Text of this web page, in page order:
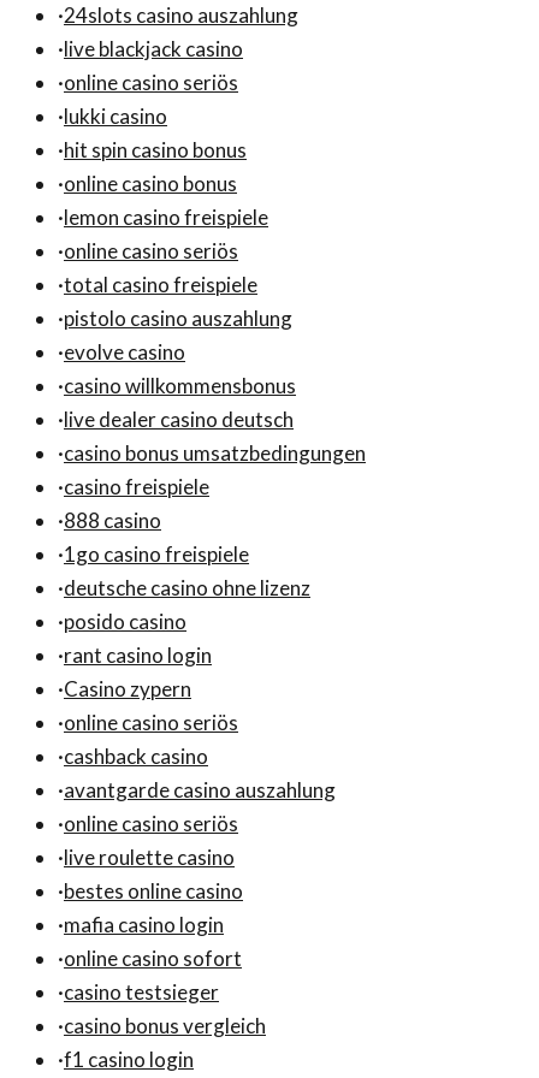
·24slots casino auszahlung
·live blackjack casino
·online casino seriös
·lukki casino
·hit spin casino bonus
·online casino bonus
·lemon casino freispiele
·online casino seriös
·total casino freispiele
·pistolo casino auszahlung
·evolve casino
·casino willkommensbonus
·live dealer casino deutsch
·casino bonus umsatzbedingungen
·casino freispiele
·888 casino
·1go casino freispiele
·deutsche casino ohne lizenz
·posido casino
·rant casino login
·Casino zypern
·online casino seriös
·cashback casino
·avantgarde casino auszahlung
·online casino seriös
·live roulette casino
·bestes online casino
·mafia casino login
·online casino sofort
·casino testsieger
·casino bonus vergleich
·f1 casino login